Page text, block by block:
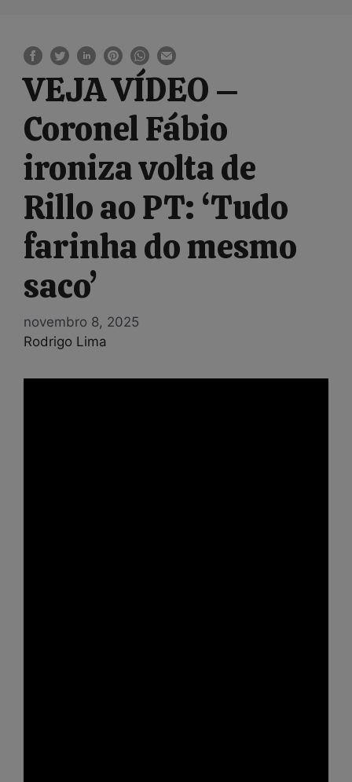
VEJA VÍDEO –
Coronel Fábio
ironiza volta de
Rillo ao PT: ‘Tudo
farinha do mesmo
saco’
novembro 8, 2025
Rodrigo Lima